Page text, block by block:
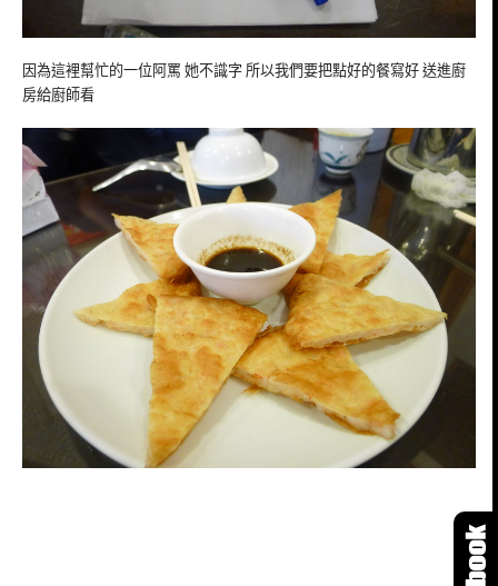
因為這裡幫忙的一位阿罵 她不識字 所以我們要把點好的餐寫好 送進廚
房給廚師看